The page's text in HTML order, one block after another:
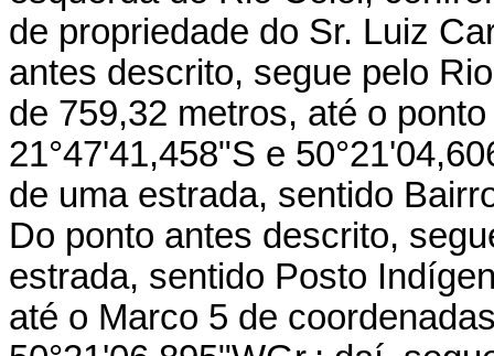
de propriedade do Sr. Luiz
antes descrito, segue pelo
de 759,32 metros, até o
21°47'41,458"S e
de uma estrada, sentido
Do ponto antes descrito,
estrada, sentido Posto
até o Marco 5 de